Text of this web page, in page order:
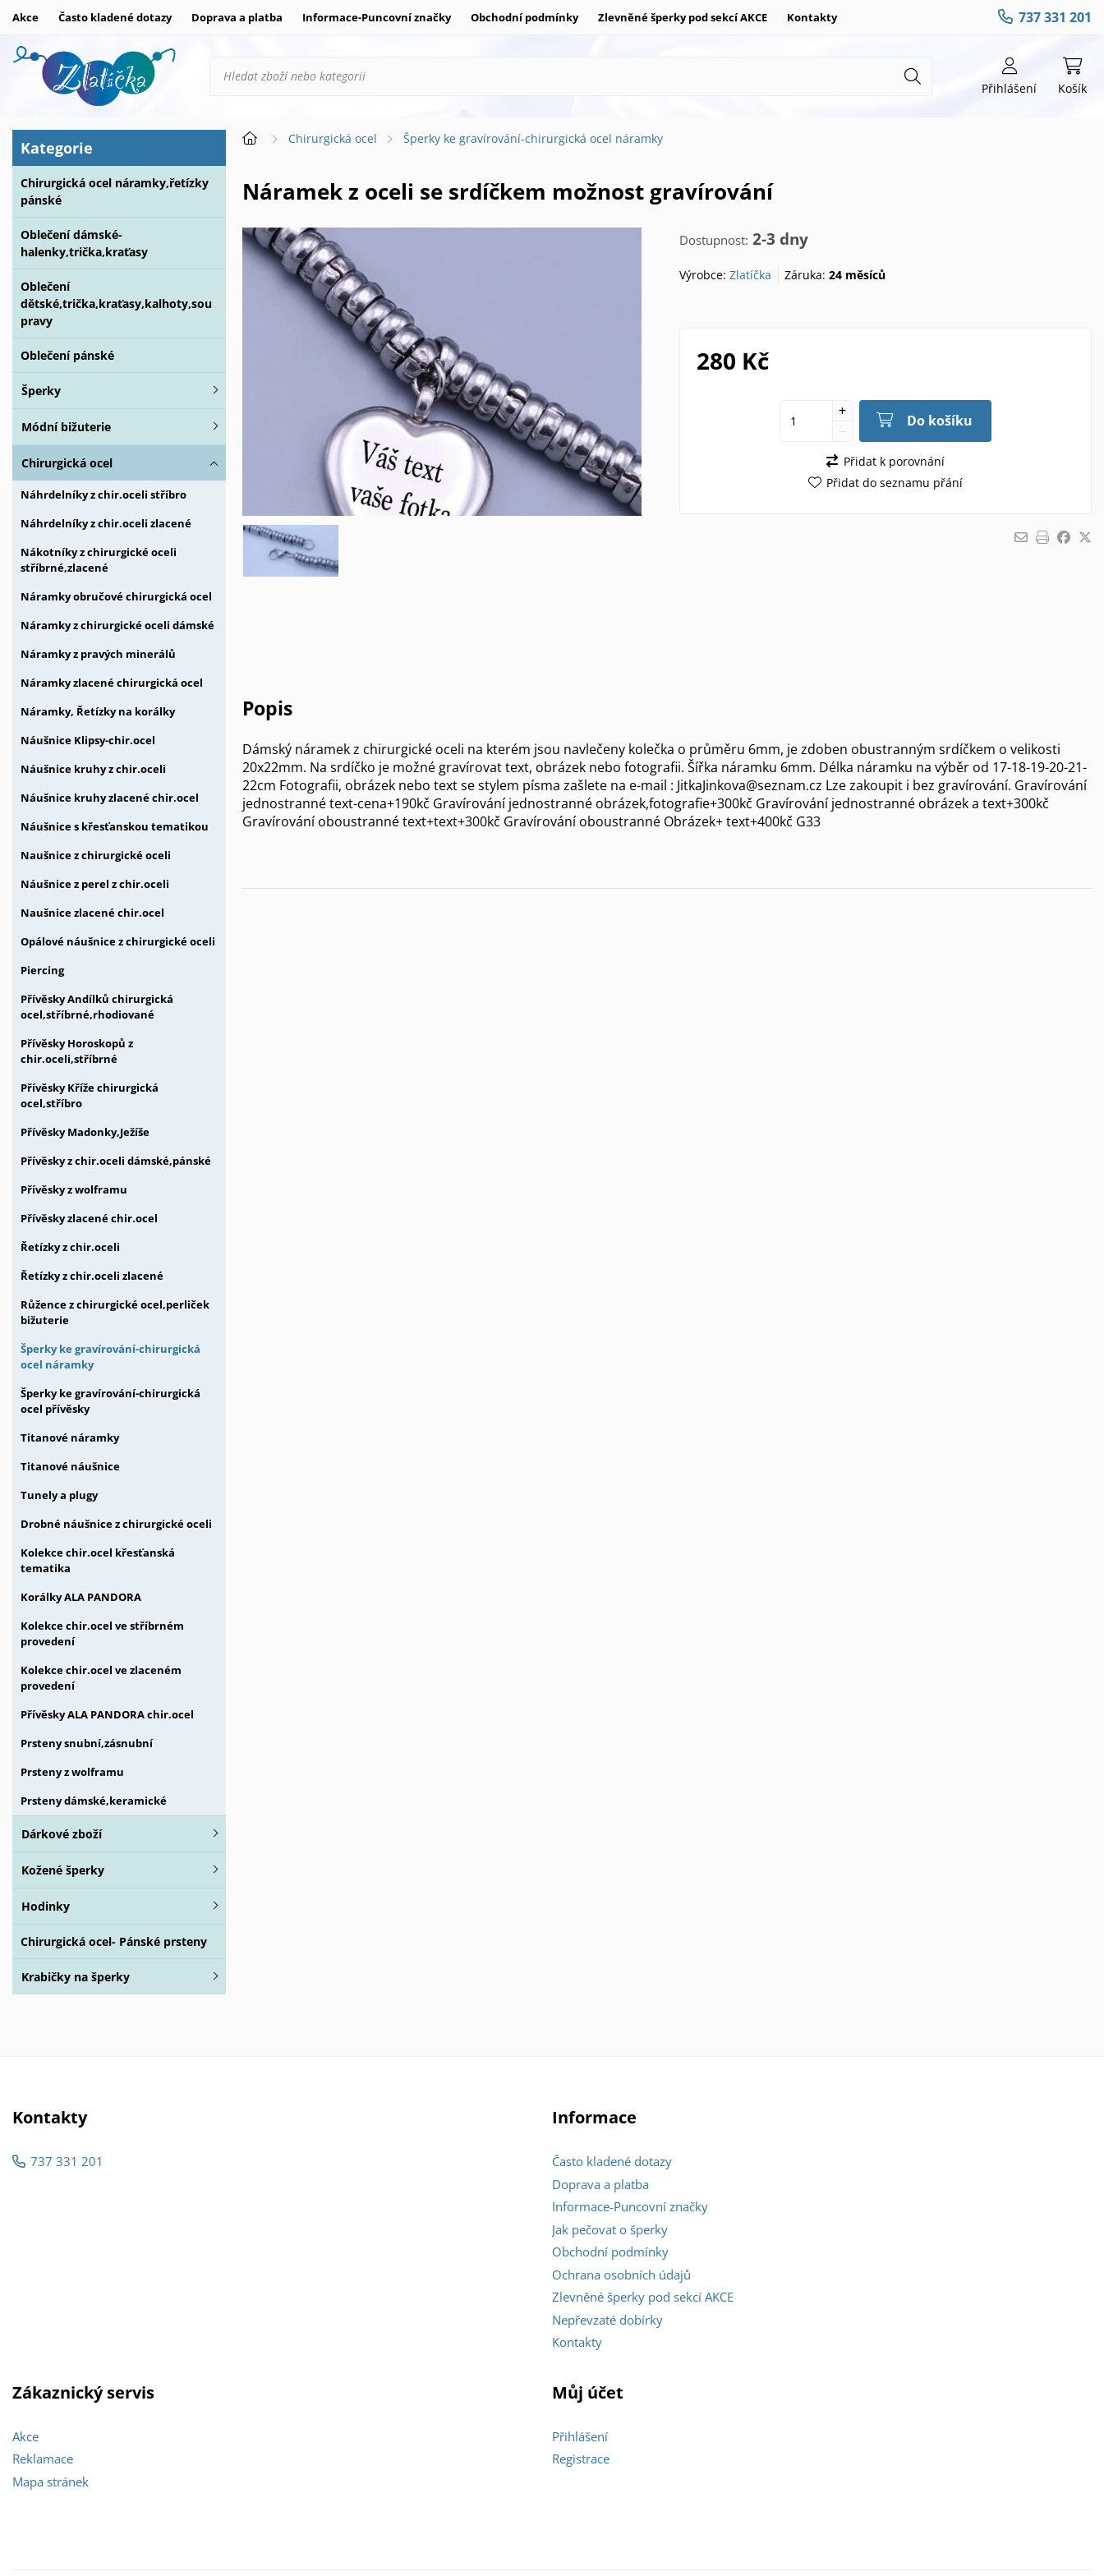
Akce Často kladené dotazy Doprava a platba Informace-Puncovní značky Obchodní podmínky Zlevněné šperky pod sekcí AKCE Kontakty 737 331 201
Přihlášení Košík
Kategorie
Chirurgická ocel náramky,řetízky
pánské
Oblečení dámské-
halenky,trička,kraťasy
Oblečení
dětské,trička,kraťasy,kalhoty,sou
pravy
Oblečení pánské
Šperky
Módní bižuterie
Chirurgická ocel
Náhrdelníky z chir.oceli stříbro
Náhrdelníky z chir.oceli zlacené
Nákotníky z chirurgické oceli
stříbrné,zlacené
Náramky obručové chirurgická ocel
Náramky z chirurgické oceli dámské
Náramky z pravých minerálů
Náramky zlacené chirurgická ocel
Náramky, Řetízky na korálky
Náušnice Klipsy-chir.ocel
Náušnice kruhy z chir.oceli
Náušnice kruhy zlacené chir.ocel
Náušnice s křesťanskou tematikou
Naušnice z chirurgické oceli
Náušnice z perel z chir.oceli
Naušnice zlacené chir.ocel
Opálové náušnice z chirurgické oceli
Piercing
Přívěsky Andílků chirurgická
ocel,stříbrné,rhodiované
Přívěsky Horoskopů z
chir.oceli,stříbrné
Přívěsky Kříže chirurgická
ocel,stříbro
Přívěsky Madonky,Ježíše
Přívěsky z chir.oceli dámské,pánské
Přívěsky z wolframu
Přívěsky zlacené chir.ocel
Řetízky z chir.oceli
Řetízky z chir.oceli zlacené
Růžence z chirurgické ocel,perliček
bižuterie
Šperky ke gravírování-chirurgická
ocel náramky
Šperky ke gravírování-chirurgická
ocel přívěsky
Titanové náramky
Titanové náušnice
Tunely a plugy
Drobné náušnice z chirurgické oceli
Kolekce chir.ocel křesťanská
tematika
Korálky ALA PANDORA
Kolekce chir.ocel ve stříbrném
provedení
Kolekce chir.ocel ve zlaceném
provedení
Přívěsky ALA PANDORA chir.ocel
Prsteny snubní,zásnubní
Prsteny z wolframu
Prsteny dámské,keramické
Dárkové zboží
Kožené šperky
Hodinky
Chirurgická ocel- Pánské prsteny
Krabičky na šperky
Chirurgická ocel Šperky ke gravírování-chirurgická ocel náramky
Náramek z oceli se srdíčkem možnost gravírování
Dostupnost: 2-3 dny
Výrobce: Zlatíčka Záruka:24 měsíců
280 Kč
Do košíku
Přidat k porovnání
Přidat do seznamu přání
Popis
Dámský náramek z chirurgické oceli na kterém jsou navlečeny kolečka o průměru 6mm, je zdoben obustranným srdíčkem o velikosti
20x22mm. Na srdíčko je možné gravírovat text, obrázek nebo fotografii. Šířka náramku 6mm. Délka náramku na výběr od 17-18-19-20-21-
22cm Fotografii, obrázek nebo text se stylem písma zašlete na e-mail : JitkaJinkova@seznam.cz Lze zakoupit i bez gravírování. Gravírování
jednostranné text-cena+190kč Gravírování jednostranné obrázek,fotografie+300kč Gravírování jednostranné obrázek a text+300kč
Gravírování oboustranné text+text+300kč Gravírování oboustranné Obrázek+ text+400kč G33
Kontakty
737 331 201
Informace
Často kladené dotazy
Doprava a platba
Informace-Puncovní značky
Jak pečovat o šperky
Obchodní podmínky
Ochrana osobních údajů
Zlevněné šperky pod sekcí AKCE
Nepřevzaté dobírky
Kontakty
Zákaznický servis
Akce
Reklamace
Mapa stránek
Můj účet
Přihlášení
Registrace